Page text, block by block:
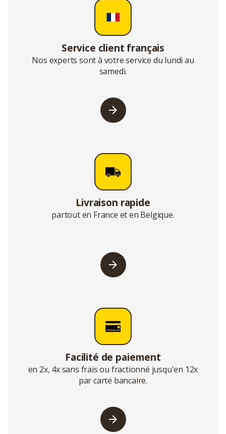
Service client français
Nos experts sont à votre service du lundi au
samedi.
Livraison rapide
partout en France et en Belgique.
Facilité de paiement
en 2x, 4x sans frais ou fractionné jusqu'en 12x
par carte bancaire.